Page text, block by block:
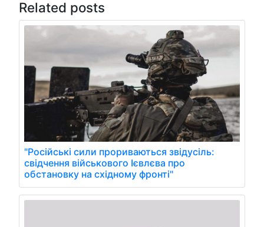
Related posts
"Російські сили прориваються звідусіль:
свідчення військового Ієвлєва про
обстановку на східному фронті"